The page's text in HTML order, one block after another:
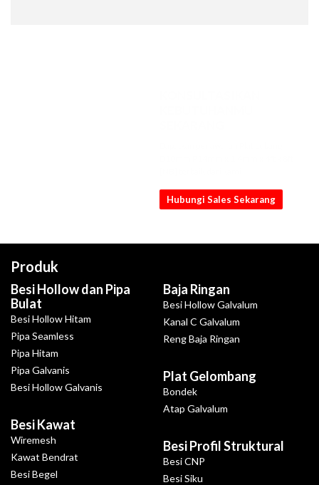
Hubungi Sales Sekarang
Produk
Besi Hollow dan Pipa
Bulat
Besi Hollow Hitam
Pipa Seamless
Pipa Hitam
Pipa Galvanis
Besi Hollow Galvanis
Besi Kawat
Wiremesh
Kawat Bendrat
Besi Begel
Baja Ringan
Besi Hollow Galvalum
Kanal C Galvalum
Reng Baja Ringan
Plat Gelombang
Bondek
Atap Galvalum
Besi Profil Struktural
Besi CNP
Besi Siku